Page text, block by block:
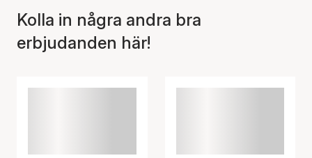
Kolla in några andra bra
erbjudanden här!